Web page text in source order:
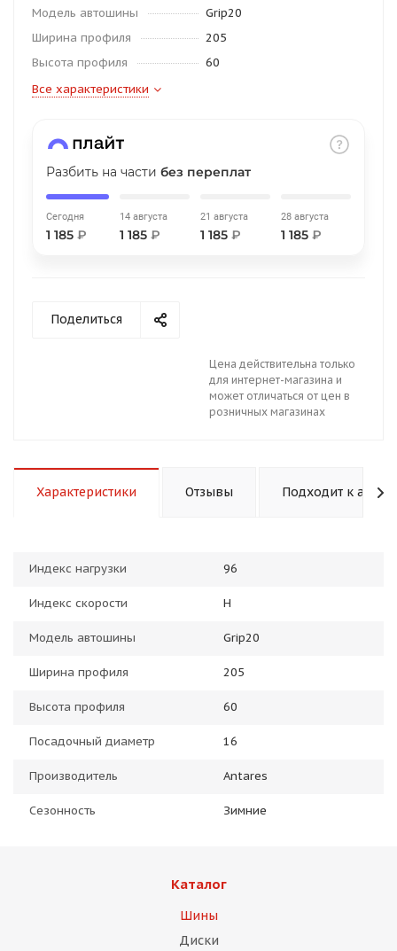
Модель автошины
Grip20
Ширина профиля
205
Высота профиля
60
Все характеристики
Разбить на части без переплат
Сегодня
1 185 ₽
14 августа
1 185 ₽
21 августа
1 185 ₽
28 августа
1 185 ₽
Поделиться
Цена действительна только
для интернет-магазина и
может отличаться от цен в
розничных магазинах
Характеристики Отзывы Подходит к авто
Индекс нагрузки 96
Индекс скорости H
Модель автошины Grip20
Ширина профиля 205
Высота профиля 60
Посадочный диаметр 16
Производитель Antares
Сезонность Зимние
Каталог
Шины
Диски
Остались вопросы?
8 800 302-02-51
plait.ru